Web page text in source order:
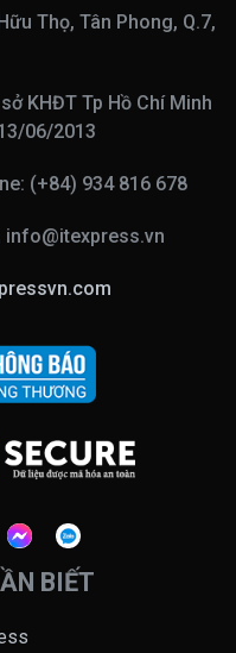
Thọ, Tân Phong, Q.7,
KHĐT Tp Hồ Chí Minh
06/2013
(+84) 934 816 678
BIẾT